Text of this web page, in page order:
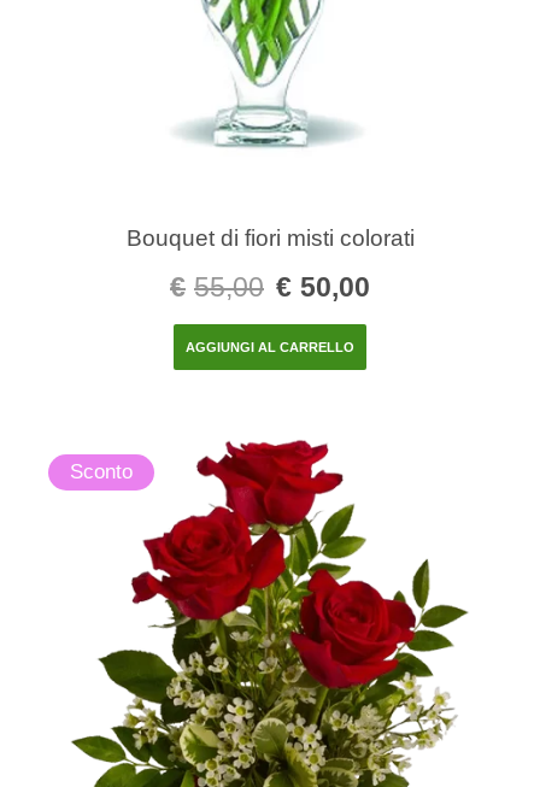
Bouquet di fiori misti colorati
€ 55,00 € 50,00
AGGIUNGI AL CARRELLO
Sconto